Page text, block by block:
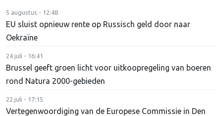
5 augustus - 12:48
EU sluist opnieuw rente op Russisch geld door naar
Oekraïne
24 juli - 16:41
Brussel geeft groen licht voor uitkoopregeling van boeren
rond Natura 2000-gebieden
22 juli - 17:15
Vertegenwoordiging van de Europese Commissie in Den